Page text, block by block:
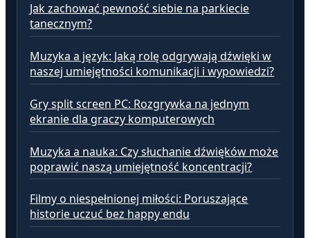
Jak zachować pewność siebie na parkiecie
tanecznym?
Muzyka a język: Jaką rolę odgrywają dźwięki w
naszej umiejętności komunikacji i wypowiedzi?
Gry split screen PC: Rozgrywka na jednym
ekranie dla graczy komputerowych
Muzyka a nauka: Czy słuchanie dźwięków może
poprawić naszą umiejętność koncentracji?
Filmy o niespełnionej miłości: Poruszające
historie uczuć bez happy endu